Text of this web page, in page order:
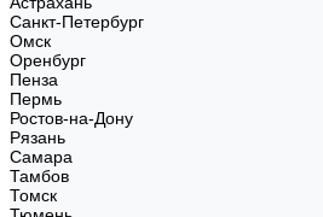
Санкт-Петербург
Омск
Оренбург
Пенза
Пермь
Ростов-на-Дону
Рязань
Самара
Тамбов
Томск